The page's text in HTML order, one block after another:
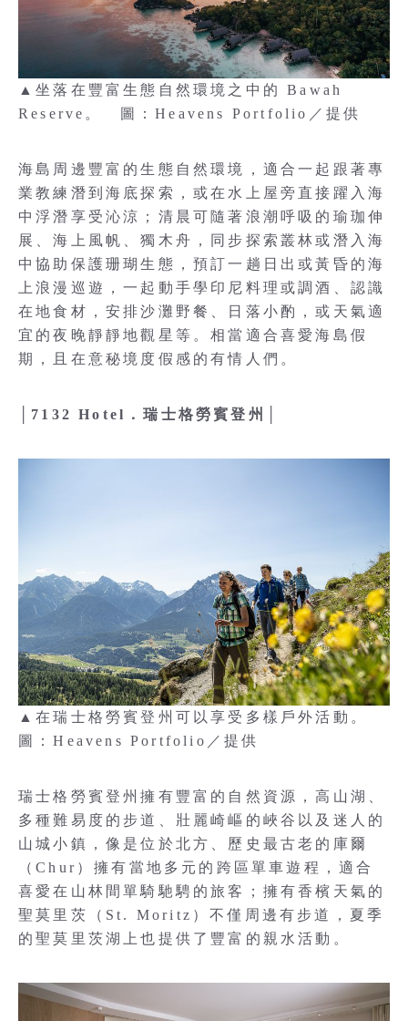
▲坐落在豐富生態自然環境之中的 Bawah
Reserve。 圖：Heavens Portfolio／提供
海島周邊豐富的生態自然環境，適合一起跟著專
業教練潛到海底探索，或在水上屋旁直接躍入海
中浮潛享受沁涼；清晨可隨著浪潮呼吸的瑜珈伸
展、海上風帆、獨木舟，同步探索叢林或潛入海
中協助保護珊瑚生態，預訂一趟日出或黃昏的海
上浪漫巡遊，一起動手學印尼料理或調酒、認識
在地食材，安排沙灘野餐、日落小酌，或天氣適
宜的夜晚靜靜地觀星等。相當適合喜愛海島假
期，且在意秘境度假感的有情人們。
│7132 Hotel．瑞士格勞賓登州│
▲在瑞士格勞賓登州可以享受多樣戶外活動。
圖：Heavens Portfolio／提供
瑞士格勞賓登州擁有豐富的自然資源，高山湖、
多種難易度的步道、壯麗崎嶇的峽谷以及迷人的
山城小鎮，像是位於北方、歷史最古老的庫爾
（Chur）擁有當地多元的跨區單車遊程，適合
喜愛在山林間單騎馳騁的旅客；擁有香檳天氣的
聖莫里茨（St. Moritz）不僅周邊有步道，夏季
的聖莫里茨湖上也提供了豐富的親水活動。